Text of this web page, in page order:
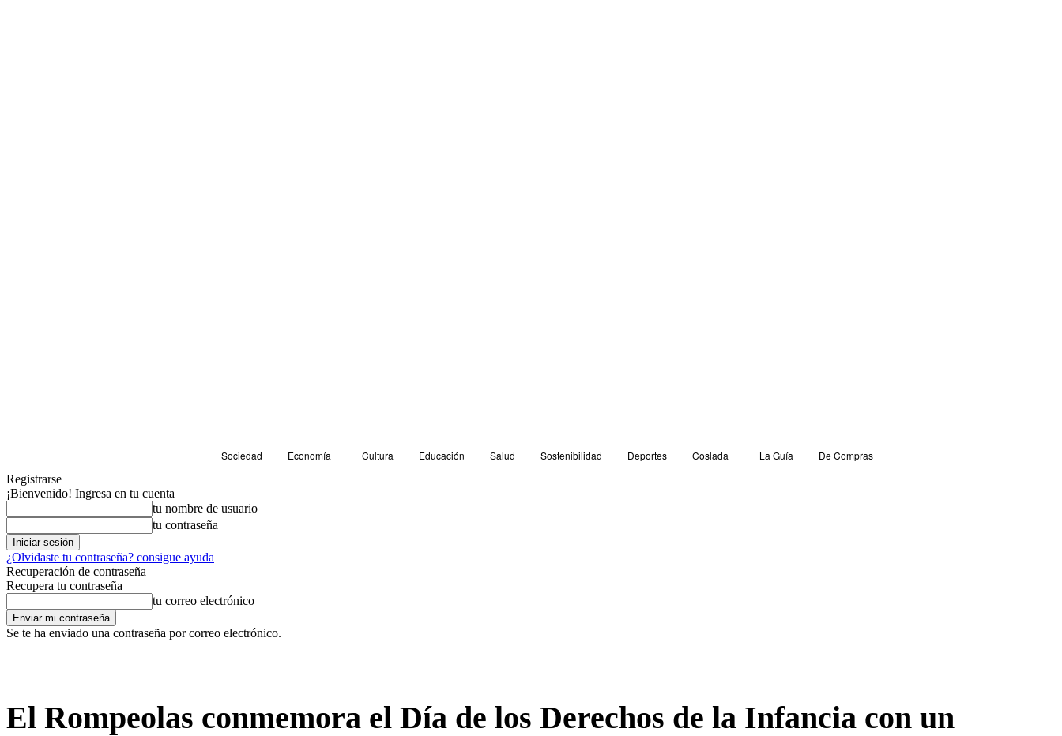
Sociedad Economía Cultura Educación Salud Sostenibilidad Deportes Coslada La Guía
De Compras
Registrarse
¡Bienvenido! Ingresa en tu cuenta
tu nombre de usuario
tu contraseña
¿Olvidaste tu contraseña? consigue ayuda
Recuperación de contraseña
Recupera tu contraseña
tu correo electrónico
Se te ha enviado una contraseña por correo electrónico.
El Rompeolas conmemora el Día de los Derechos de la Infancia con un